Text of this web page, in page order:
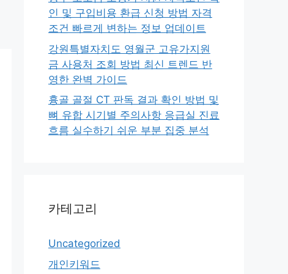
인 및 구입비용 환급 신청 방법 자격
조건 빠르게 변하는 정보 업데이트
강원특별자치도 영월군 고유가지원
금 사용처 조회 방법 최신 트렌드 반
영한 완벽 가이드
흉골 골절 CT 판독 결과 확인 방법 및
뼈 유합 시기별 주의사항 응급실 진료
흐름 실수하기 쉬운 부분 집중 분석
카테고리
Uncategorized
개인키워드